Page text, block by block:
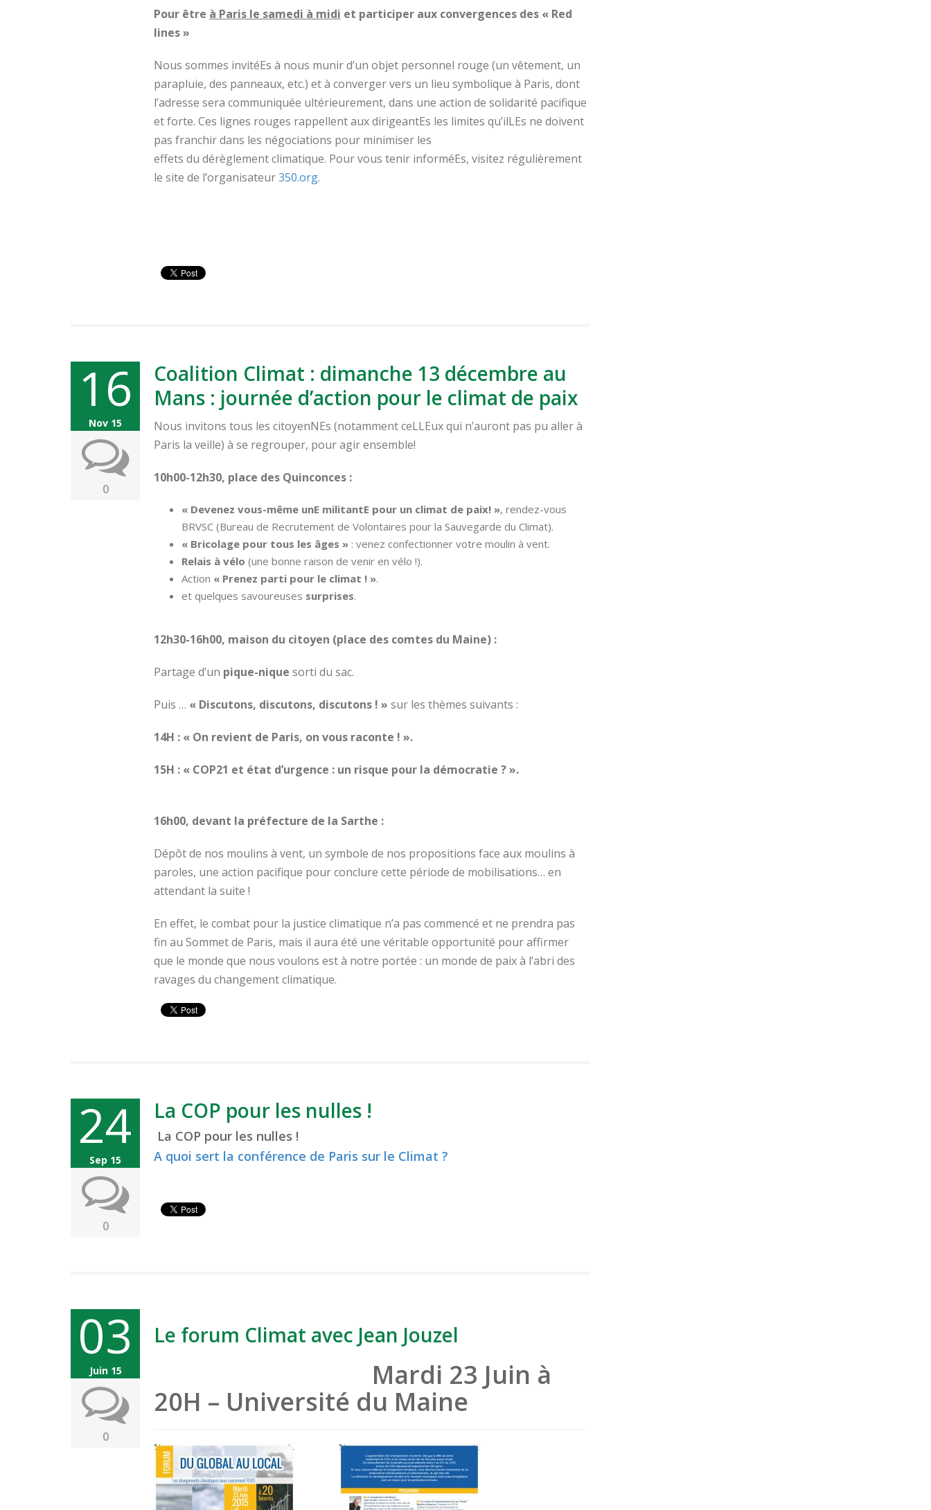
Pour être à Paris le samedi à midi et participer aux convergences des « Red
lines »
Nous sommes invitéEs à nous munir d’un objet personnel rouge (un vêtement, un
parapluie, des panneaux, etc.) et à converger vers un lieu symbolique à Paris, dont
l’adresse sera communiquée ultérieurement, dans une action de solidarité pacifique
et forte. Ces lignes rouges rappellent aux dirigeantEs les limites qu’ilLEs ne doivent
pas franchir dans les négociations pour minimiser les
effets du dérèglement climatique. Pour vous tenir informéEs, visitez régulièrement
le site de l’organisateur350.org.
16
Nov 15
0
Coalition Climat : dimanche 13 décembre au
Mans : journée d’action pour le climat de paix
Nous invitons tous les citoyenNEs (notamment ceLLEux qui n’auront pas pu aller à
Paris la veille) à se regrouper, pour agir ensemble!
10h00-12h30, place des Quinconces :
« Devenez vous-même unE militantE pour un climat de paix! », rendez-vous
BRVSC (Bureau de Recrutement de Volontaires pour la Sauvegarde du Climat).
« Bricolage pour tous les âges » : venez confectionner votre moulin à vent.
Relais à vélo (une bonne raison de venir en vélo !).
Action « Prenez parti pour le climat ! ».
et quelques savoureuses surprises.
12h30-16h00, maison du citoyen (place des comtes du Maine) :
Partage d’un pique-nique sorti du sac.
Puis … « Discutons, discutons, discutons ! » sur les thèmes suivants :
14H : « On revient de Paris, on vous raconte ! ».
15H : « COP21 et état d’urgence : un risque pour la démocratie ? ».
16h00, devant la préfecture de la Sarthe :
Dépôt de nos moulins à vent, un symbole de nos propositions face aux moulins à
paroles, une action pacifique pour conclure cette période de mobilisations… en
attendant la suite !
En effet, le combat pour la justice climatique n’a pas commencé et ne prendra pas
fin au Sommet de Paris, mais il aura été une véritable opportunité pour affirmer
que le monde que nous voulons est à notre portée : un monde de paix à l’abri des
ravages du changement climatique.
24
Sep 15
0
La COP pour les nulles !
La COP pour les nulles !
A quoi sert la conférence de Paris sur le Climat ?
03
Juin 15
0
Le forum Climat avec Jean Jouzel
Mardi 23 Juin à
20H – Université du Maine